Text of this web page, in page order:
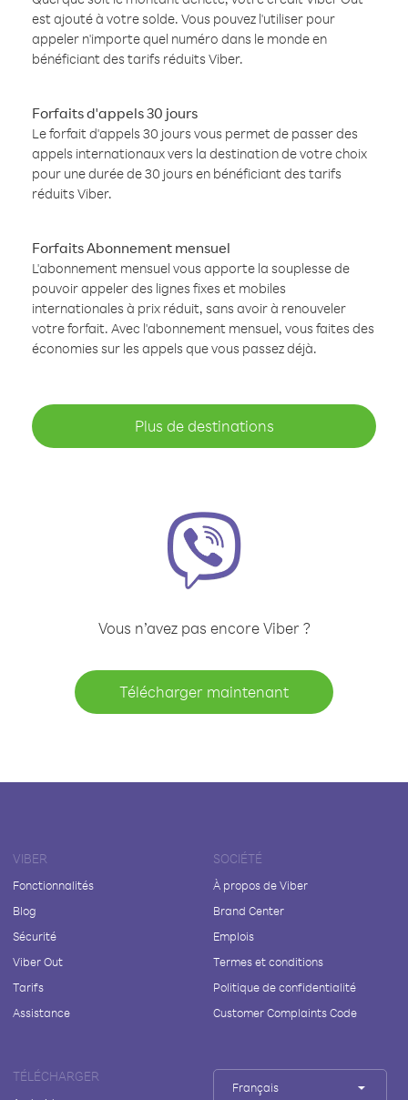
est ajouté à votre solde. Vous pouvez l'utiliser pour
appeler n'importe quel numéro dans le monde en
bénéficiant des tarifs réduits Viber.
Forfaits d'appels 30 jours
Le forfait d'appels 30 jours vous permet de passer des
appels internationaux vers la destination de votre choix
pour une durée de 30 jours en bénéficiant des tarifs
réduits Viber.
Forfaits Abonnement mensuel
L'abonnement mensuel vous apporte la souplesse de
pouvoir appeler des lignes fixes et mobiles
internationales à prix réduit, sans avoir à renouveler
votre forfait. Avec l'abonnement mensuel, vous faites des
économies sur les appels que vous passez déjà.
Plus de destinations
Vous n’avez pas encore Viber ?
Télécharger maintenant
VIBER
Fonctionnalités
Blog
Sécurité
Viber Out
Tarifs
Assistance
SOCIÉTÉ
À propos de Viber
Brand Center
Emplois
Termes et conditions
Politique de confidentialité
Customer Complaints Code
TÉLÉCHARGER
Français